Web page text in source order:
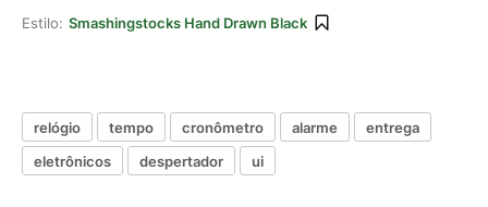
Estilo: Smashingstocks Hand Drawn Black
relógio tempo cronômetro alarme
entrega
eletrônicos
despertador ui